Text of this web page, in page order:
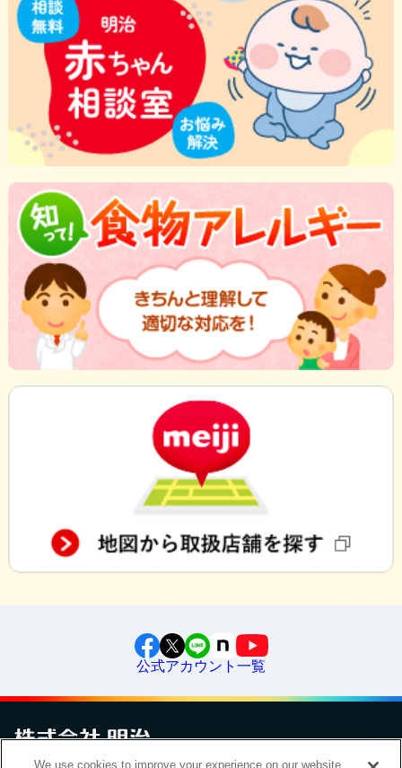
公式アカウント一覧
We use cookies to improve your experience on our website,